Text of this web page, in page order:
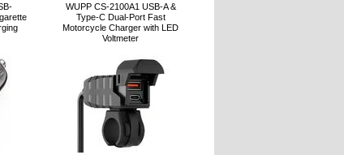
WUPP CS-2100A1 USB-A &
Type-C Dual-Port Fast
Motorcycle Charger with LED
Voltmeter